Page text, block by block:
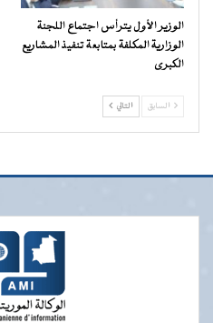
الوزير الأول يترأس اجتماع اللجنة
الوزارية المكلفة بمتابعة تنفيذ المشاريع
الكبرى
السابق التالي